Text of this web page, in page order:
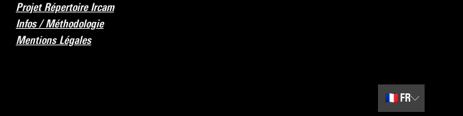
Projet Répertoire Ircam
Infos / Méthodologie
Mentions Légales
🇫🇷 FR